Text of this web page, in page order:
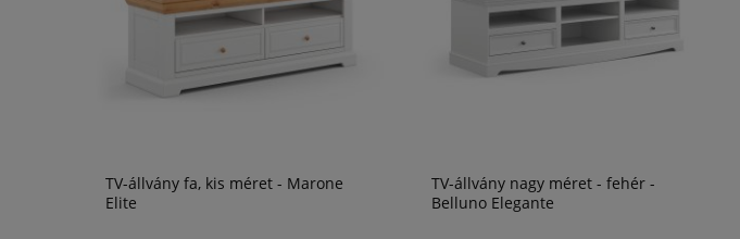
TV-állvány fa, kis méret - Marone
Elite
TV-állvány nagy méret - fehér -
Belluno Elegante